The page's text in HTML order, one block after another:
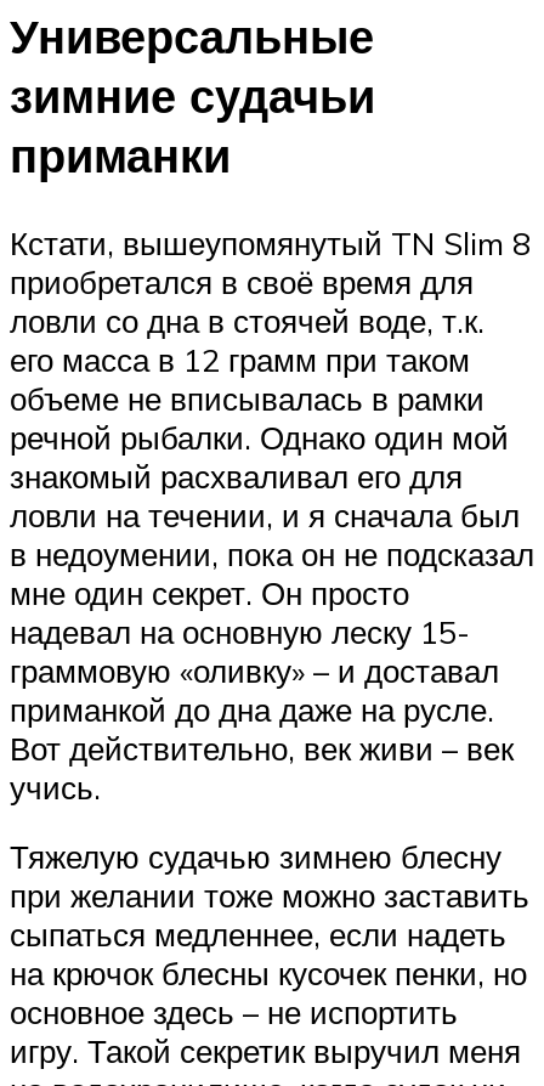
Универсальные
зимние судачьи
приманки
Кстати, вышеупомянутый TN Slim 8
приобретался в своё время для
ловли со дна в стоячей воде, т.к.
его масса в 12 грамм при таком
объеме не вписывалась в рамки
речной рыбалки. Однако один мой
знакомый расхваливал его для
ловли на течении, и я сначала был
в недоумении, пока он не подсказал
мне один секрет. Он просто
надевал на основную леску 15-
граммовую «оливку» – и доставал
приманкой до дна даже на русле.
Вот действительно, век живи – век
учись.
Тяжелую судачью зимнею блесну
при желании тоже можно заставить
сыпаться медленнее, если надеть
на крючок блесны кусочек пенки, но
основное здесь – не испортить
игру. Такой секретик выручил меня